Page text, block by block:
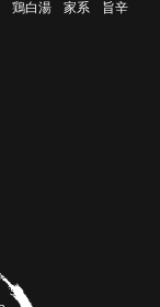
鶏白湯 家系
旨辛